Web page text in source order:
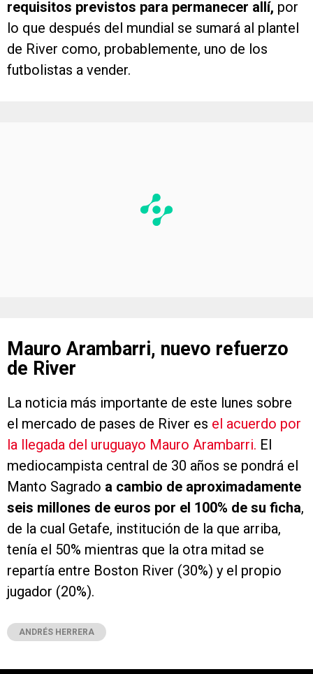
requisitos previstos para permanecer allí, por
lo que después del mundial se sumará al plantel
de River como, probablemente, uno de los
futbolistas a vender.
Mauro Arambarri, nuevo refuerzo
de River
La noticia más importante de este lunes sobre
el mercado de pases de River es el acuerdo por
la llegada del uruguayo Mauro Arambarri. El
mediocampista central de 30 años se pondrá el
Manto Sagrado a cambio de aproximadamente
seis millones de euros por el 100% de su ficha,
de la cual Getafe, institución de la que arriba,
tenía el 50% mientras que la otra mitad se
repartía entre Boston River (30%) y el propio
jugador (20%).
ANDRÉS HERRERA